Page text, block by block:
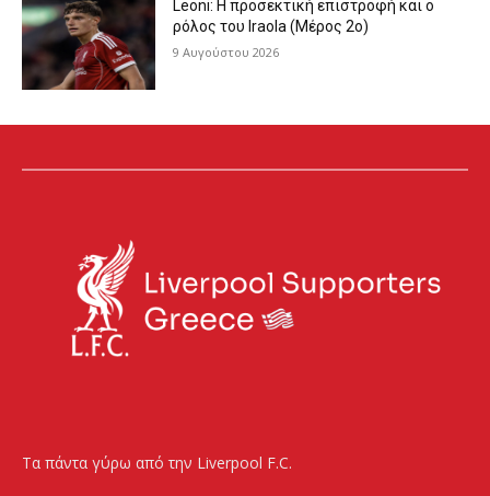
Leoni: Η προσεκτική επιστροφή και ο
ρόλος του Iraola (Μέρος 2ο)
9 Αυγούστου 2026
Τα πάντα γύρω από την Liverpool F.C.